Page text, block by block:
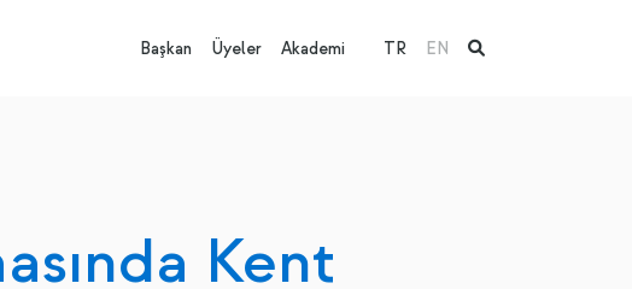
Başkan Üyeler Akademi TR EN
Kent